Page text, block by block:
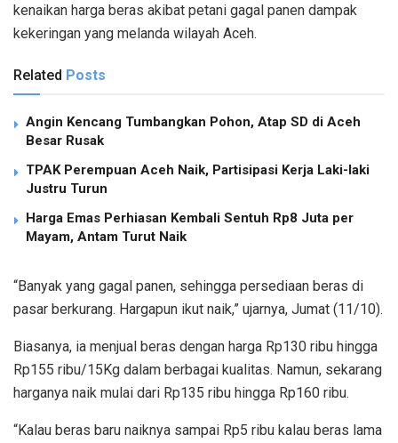
kenaikan harga beras akibat petani gagal panen dampak
kekeringan yang melanda wilayah Aceh.
Related Posts
Angin Kencang Tumbangkan Pohon, Atap SD di Aceh
Besar Rusak
TPAK Perempuan Aceh Naik, Partisipasi Kerja Laki-laki
Justru Turun
Harga Emas Perhiasan Kembali Sentuh Rp8 Juta per
Mayam, Antam Turut Naik
“Banyak yang gagal panen, sehingga persediaan beras di
pasar berkurang. Hargapun ikut naik,” ujarnya, Jumat (11/10).
Biasanya, ia menjual beras dengan harga Rp130 ribu hingga
Rp155 ribu/15Kg dalam berbagai kualitas. Namun, sekarang
harganya naik mulai dari Rp135 ribu hingga Rp160 ribu.
“Kalau beras baru naiknya sampai Rp5 ribu kalau beras lama